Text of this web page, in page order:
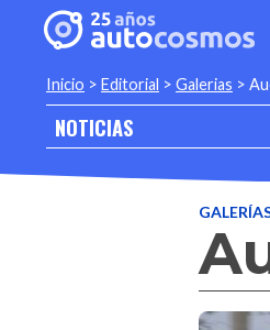
Inicio > Editorial > Galerias >
NOTICIAS